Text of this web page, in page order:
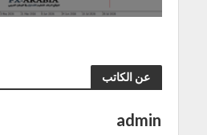
عن الكاتب
admin